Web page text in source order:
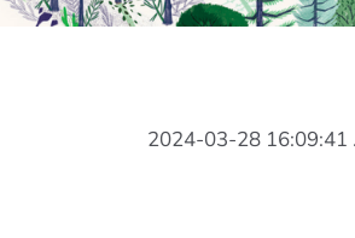
2024-03-28 16:09:41